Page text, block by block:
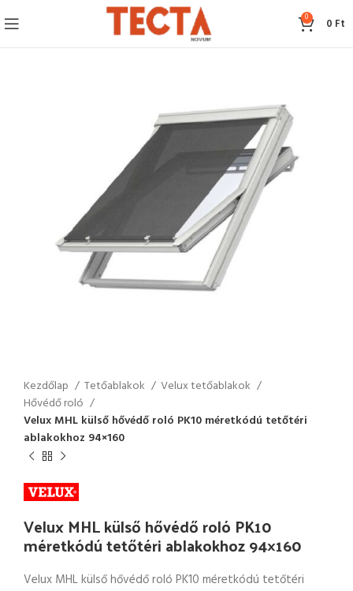
0 0 Ft
Kezdőlap Tetőablakok
Velux tetőablakok
Hővédő roló
Velux MHL külső hővédő roló PK10 méretkódú tetőtéri
ablakokhoz 94×160
Velux MHL külső hővédő roló PK10
méretkódú tetőtéri ablakokhoz 94×160
Velux MHL külső hővédő roló PK10 méretkódú tetőtéri